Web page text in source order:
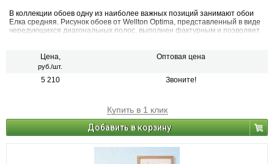
В коллекции обоев одну из наиболее важных позиций занимают обои
Елка средняя. Рисунок обоев от Wellton Optima, представленный в виде
чередующихся диагональных полос, выполнен фактурным и позволяет
Цена,
руб./шт.
Оптовая цена
5 210 Звоните!
Купить в 1 клик
Добавить в корзину